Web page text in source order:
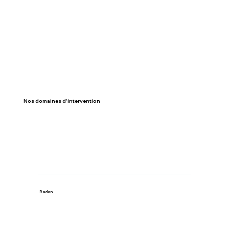
Nos domaines d'intervention
Radon